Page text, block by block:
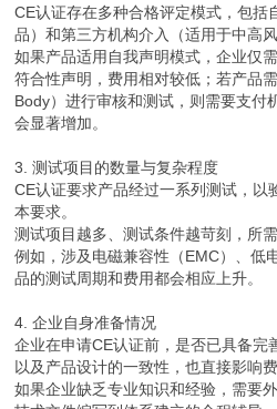
CE认证存在多种合格评定模式，包括
品）和第三方机构介入（适用于中高风
如果产品适用自我声明模式，企业仅
符合性声明，费用相对较低；若产品
Body）进行审核和测试，则需要支付
会显著增加。
3. 测试项目的数量与复杂程度
CE认证要求产品经过一系列测试，以
本要求。
测试项目越多、测试条件越苛刻，所
例如，涉及电磁兼容性（EMC）、低
品的测试周期和费用都会相应上升。
4. 企业自身准备情况
企业在申请CE认证前，是否已具备完
以及产品设计的一致性，也直接影响费
如果企业缺乏专业知识和经验，需要